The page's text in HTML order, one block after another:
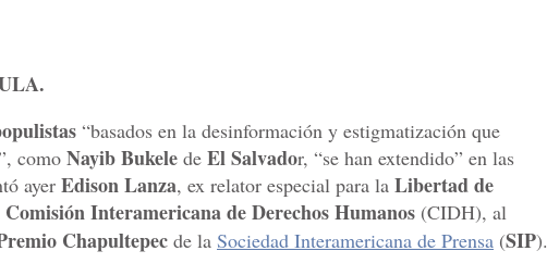
“basados en la desinformación y estigmatización que
como Nayib Bukele de El Salvador, “se han extendido” en las
ayer Edison Lanza, ex relator especial para la Libertad de
Interamericana de Derechos Humanos (CIDH), al
Chapultepec de la Sociedad Interamericana de Prensa (SIP).